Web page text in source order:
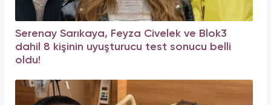
Serenay Sarıkaya, Feyza Civelek ve Blok3
dahil 8 kişinin uyuşturucu test sonucu belli
oldu!